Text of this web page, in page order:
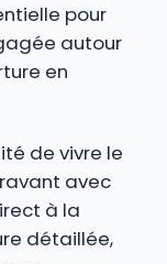
pour
autour
en
de vivre le
avec
à la
détaillée,